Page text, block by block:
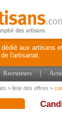
dédié aux artisans
l'artisanat.
Recruteurs
> liste des offres >